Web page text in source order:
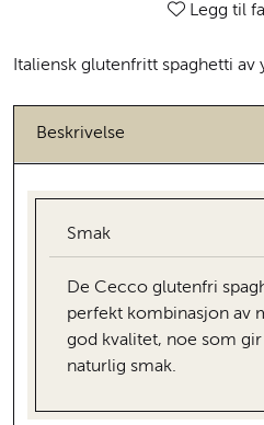
Legg til
Italiensk glutenfritt spaghetti av
Beskrivelse
Smak
De Cecco glutenfri
perfekt kombinasjon av
god kvalitet, noe som
naturlig smak.